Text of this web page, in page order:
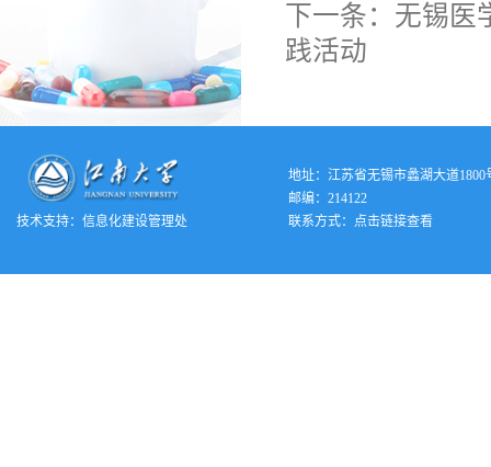
下一条： 无锡医
践活动
技术支持： 信息化建设管理处
地址：江苏省无锡市蠡湖大道1800
邮编：214122
联系方式：
点击链接查看